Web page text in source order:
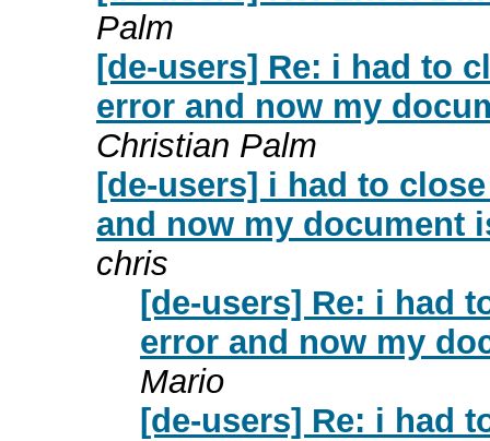
Palm
[de-users] Re: i had to
error and now my
Christian Palm
[de-users] i had to
and now my document
chris
[de-users] Re: i had
error and now my
Mario
[de-users] Re: i had